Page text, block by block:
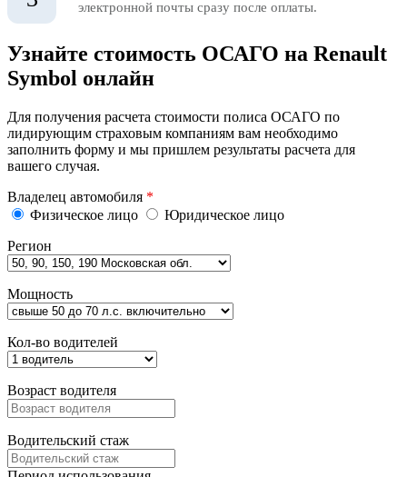
электронной почты сразу после оплаты.
Узнайте стоимость ОСАГО на Renault
Symbol онлайн
Для получения расчета стоимости полиса ОСАГО по
лидирующим страховым компаниям вам необходимо
заполнить форму и мы пришлем результаты расчета для
вашего случая.
Владелец автомобиля *
Физическое лицо
Юридическое лицо
Регион
Мощность
Кол-во водителей
Возраст водителя
Водительский стаж